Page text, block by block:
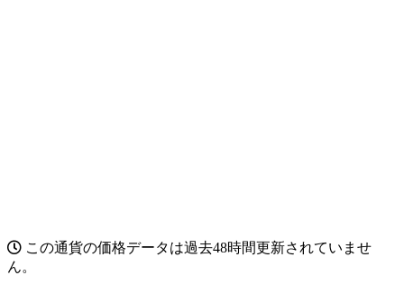
この通貨の価格データは過去48時間更新されていませ
ん。